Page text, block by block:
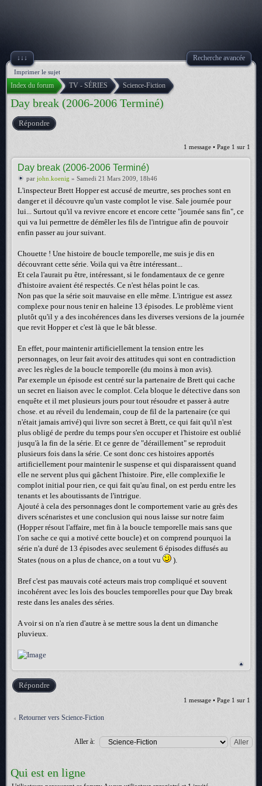
↓↓↓ Recherche avancée
Imprimer le sujet
Index du forum TV - SÉRIES Science-Fiction
Day break (2006-2006 Terminé)
Répondre
1 message • Page 1 sur 1
Day break (2006-2006 Terminé)
par john.koenig » Samedi 21 Mars 2009, 18h46
L'inspecteur Brett Hopper est accusé de meurtre, ses proches sont en
danger et il découvre qu'un vaste complot le vise. Sale journée pour
lui... Surtout qu'il va revivre encore et encore cette "journée sans fin", ce
qui va lui permettre de démêler les fils de l'intrigue afin de pouvoir
enfin passer au jour suivant.
Chouette ! Une histoire de boucle temporelle, me suis je dis en
découvrant cette série. Voila qui va être intéressant...
Et cela l'aurait pu être, intéressant, si le fondamentaux de ce genre
d'histoire avaient été respectés. Ce n'est hélas point le cas.
Non pas que la série soit mauvaise en elle même. L'intrigue est assez
complexe pour nous tenir en haleine 13 épisodes. Le problème vient
plutôt qu'il y a des incohérences dans les diverses versions de la journée
que revit Hopper et c'est là que le bât blesse.
En effet, pour maintenir artificiellement la tension entre les
personnages, on leur fait avoir des attitudes qui sont en contradiction
avec les règles de la boucle temporelle (du moins à mon avis).
Par exemple un épisode est centré sur la partenaire de Brett qui cache
un secret en liaison avec le complot. Cela bloque le détective dans son
enquête et il met plusieurs jours pour tout résoudre et passer à autre
chose. et au réveil du lendemain, coup de fil de la partenaire (ce qui
n'était jamais arrivé) qui livre son secret à Brett, ce qui fait qu'il n'est
plus obligé de perdre du temps pour s'en occuper et l'histoire est oublié
jusqu'à la fin de la série. Et ce genre de "déraillement" se reproduit
plusieurs fois dans la série. Ce sont donc ces histoires apportés
artificiellement pour maintenir le suspense et qui disparaissent quand
elle ne servent plus qui gâchent l'histoire. Pire, elle complexifie le
complot initial pour rien, ce qui fait qu'au final, on est perdu entre les
tenants et les aboutissants de l'intrigue.
Ajouté à cela des personnages dont le comportement varie au grès des
divers scénaristes et une conclusion qui nous laisse sur notre faim
(Hopper résout l'affaire, met fin à la boucle temporelle mais sans que
l'on sache ce qui a motivé cette boucle) et on comprend pourquoi la
série n'a duré de 13 épisodes avec seulement 6 épisodes diffusés au
States (nous on a plus de chance, on a tout vu
).
Bref c'est pas mauvais coté acteurs mais trop compliqué et souvent
incohérent avec les lois des boucles temporelles pour que Day break
reste dans les anales des séries.
A voir si on n'a rien d'autre à se mettre sous la dent un dimanche
pluvieux.
Répondre
1 message • Page 1 sur 1
Retourner vers Science-Fiction
Aller à:
Qui est en ligne